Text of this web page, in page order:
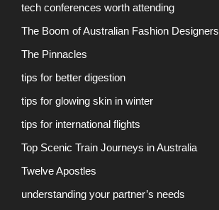
tech conferences worth attending
The Boom of Australian Fashion Designers
The Pinnacles
tips for better digestion
tips for glowing skin in winter
tips for international flights
Top Scenic Train Journeys in Australia
Twelve Apostles
understanding your partner’s needs